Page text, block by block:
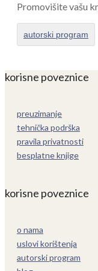
Promovišite vašu
autorski program
korisne poveznice
preuzimanje
tehnička podrška
pravila privatnosti
besplatne knjige
korisne poveznice
o nama
uslovi korištenja
autorski program